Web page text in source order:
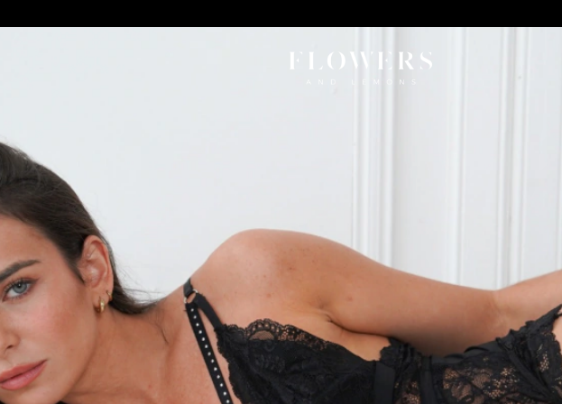
3 cuotas S/I + 10%OFF EXTRA